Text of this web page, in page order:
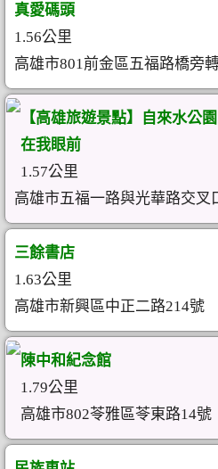
真愛碼頭
1.56公里
高雄市801前金區五福路橋旁
【高雄旅遊景點】自來水公
在我眼前
1.57公里
高雄市五福一路與光華路交叉
三餘書店
1.63公里
高雄市新興區中正二路214號
陳中和紀念館
1.79公里
高雄市802苓雅區苓東路14號